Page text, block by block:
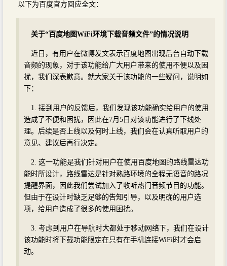
以下为百度官方回应全文：
关于“百度地图WiFi环境下载音频文件”的情况说明
近日，有用户在微博发文表示百度地图出现后台自动下载
音频的现象，对于该功能给广大用户带来的使用不便以及困
扰，我们深表歉意。就大家关于该功能的一些疑问，说明如
下：
1. 接到用户的反馈后，我们发现该功能确实给用户的使用
造成了不便和困扰，因此在7月5日对该功能进行了下线处
理。后续是否上线以及何时上线，我们会在认真听取用户的
意见、建议后再行决定。
2. 这一功能是我们针对用户在使用百度地图的路线雷达功
能时所设计，路线雷达是针对熟路环境的全程无语音的路况
提醒界面，因此我们尝试加入了收听热门音频节目的功能。
但由于在设计时缺乏足够的告知引导，以及明确的用户选
项，给用户造成了很多的使用困扰。
3. 考虑到用户在导航时大都处于移动网络下，我们在设计
该功能时将下载功能限定在只有在手机连接WiFi时才会启
动。